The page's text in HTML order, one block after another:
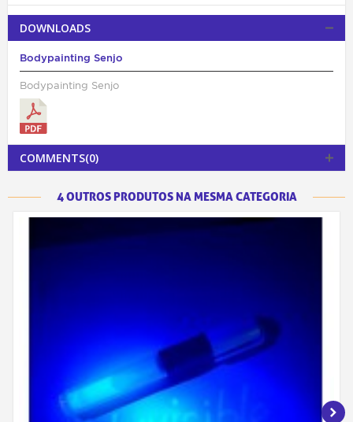
DOWNLOADS
Bodypainting Senjo
Bodypainting Senjo
COMMENTS(0)
4 OUTROS PRODUTOS NA MESMA CATEGORIA